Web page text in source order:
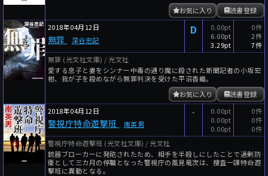
読書登録
お気に入り
2018年04月12日
無罪 深谷忠記
D
0.00pt
6.00pt
3.29pt
0件
2件
7件
無罪 (光文社文庫) / 光文社
愛する息子と妻をシンナー中毒の通り魔に殺された新聞記者の小坂宏
樹、我が子を殺めながら無罪判決を受けた平沼香織。
読書登録
お気に入り
2018年04月12日
警視庁特命遊撃班 南英男
-
0.00pt
0.00pt
0.00pt
0件
0件
0件
警視庁特命遊撃班 (光文社文庫) / 光文社
銃器ブローカーに発砲されたため、相手を半殺しにしたことで過剰防
衛として三カ月の停職となった警視庁の風見竜次は、捜査一課特命遊
撃班に異動となる。